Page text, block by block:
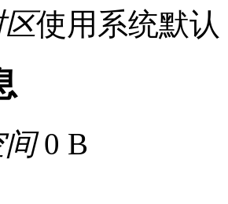
使用系统默认
0 B